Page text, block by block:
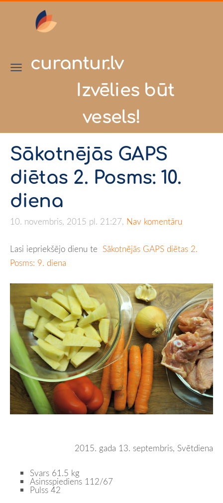
curantur.lv
Izvēlies būt
vesels!
Sākotnējās GAPS
diētas 2. Posms: 10.
diena
10. novembris, 2015 pl. 21:27, Nav komentāru
Lasi iepriekšējo dienu te Sākotnējās GAPS diētas 2.
Posms: 9. diena
2015. gada 13. septembris, Svētdiena
Svars 61.5 kg
Asinsspiediens 112/67
Pulss 42